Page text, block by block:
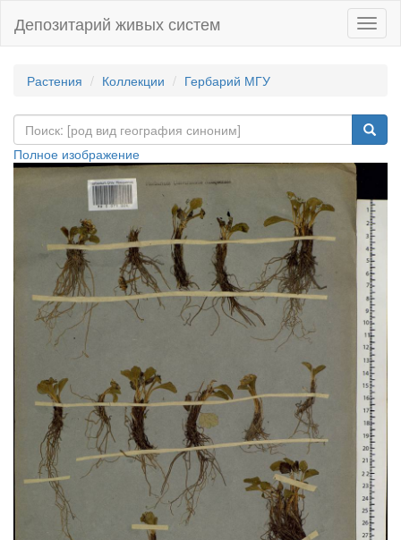
Депозитарий живых систем
Растения Коллекции Гербарий МГУ
Полное изображение